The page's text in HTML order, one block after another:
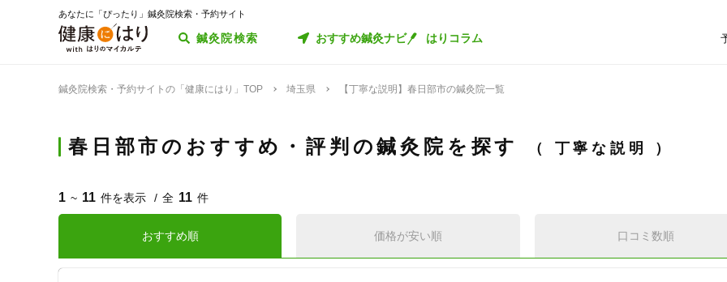
あなたに「ぴったり」鍼灸院検索・予約サイト
鍼灸院検索 おすすめ鍼灸ナビ はりコラム
鍼灸院検索・予約サイトの「健康にはり」TOP 埼玉県 【丁寧な説明】春日部市の鍼灸院一覧
春日部市のおすすめ・評判の鍼灸院を探す 丁寧な説明
1 ~ 11 件を表示 全 11 件
おすすめ順 価格が安い順 口コミ数順